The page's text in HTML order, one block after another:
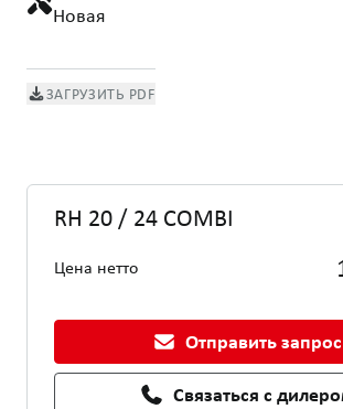
Новая
ЗАГРУЗИТЬ PDF
RH 20 / 24 COMBI
Цена нетто
Отправить запрос
Связаться с